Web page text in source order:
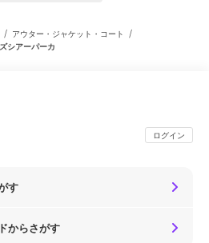
/ アウター・ジャケット・コート /
シアーパーカ
ログイン
す
からさがす